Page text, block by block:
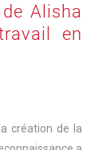
Alisha
en
création de la